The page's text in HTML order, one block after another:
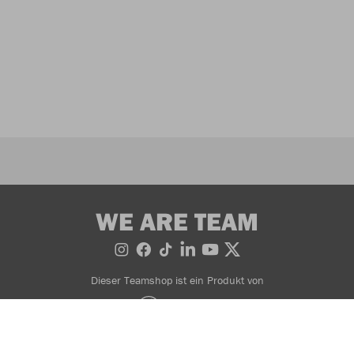
WE ARE TEAM
Dieser Teamshop ist ein Produkt von